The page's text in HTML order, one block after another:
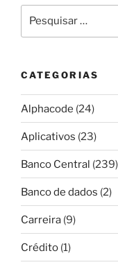
por:
CATEGORIAS
Alphacode (24)
Aplicativos (23)
Banco Central (239)
Banco de dados (2)
Carreira (9)
Crédito (1)